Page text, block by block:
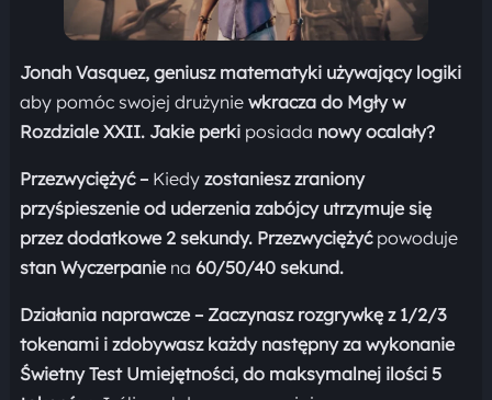
Jonah Vasquez, geniusz matematyki używający logiki
aby pomóc swojej drużynie wkracza do Mgły w
Rozdziale XXII. Jakie perki posiada nowy ocalały?
Przezwyciężyć –Kiedy zostaniesz zraniony
przyśpieszenie od uderzenia zabójcy utrzymuje się
przez dodatkowe 2 sekundy. Przezwyciężyćpowoduje
stan Wyczerpaniena 60/50/40 sekund.
Działania naprawcze – Zaczynasz rozgrywkę z 1/2/3
tokenami i zdobywasz każdy następny za wykonanie
Świetny Test Umiejętności, do maksymalnej ilości 5